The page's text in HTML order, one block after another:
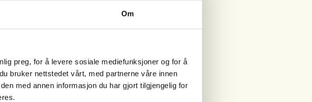
Om
preg, for å levere sosiale mediefunksjoner og for å
bruker nettstedet vårt, med partnerne våre innen
med annen informasjon du har gjort tilgjengelig for